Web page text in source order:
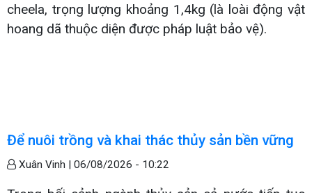
cheela, trọng lượng khoảng 1,4kg (là loài động vật
hoang dã thuộc diện được pháp luật bảo vệ).
Để nuôi trồng và khai thác thủy sản bền vững
Xuân Vinh | 06/08/2026 - 10:22